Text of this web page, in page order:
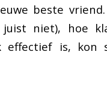
beste
juist niet), hoe
is, kon